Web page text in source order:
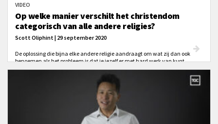
VIDEO
Op welke manier verschilt het christendom
categorisch van alle andere religies?
Scott Oliphint | 29 september 2020
De oplossing die bijna elke andere religie aandraagt om wat zij dan ook
benoemen als het probleem is dat je jezelf er met hard werk van kunt
acceptabel over te komen. Alleen het christendom zegt wat anders.